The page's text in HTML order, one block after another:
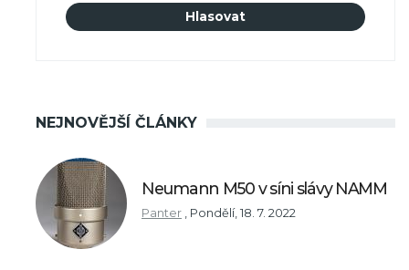
NEJNOVĚJŠÍ ČLÁNKY
Neumann M50 v síni slávy NAMM
Panter , Pondělí, 18. 7. 2022